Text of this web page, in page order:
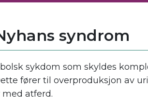
syndrom
sykdom som skyldes
fører til overproduksjon av
atferd.